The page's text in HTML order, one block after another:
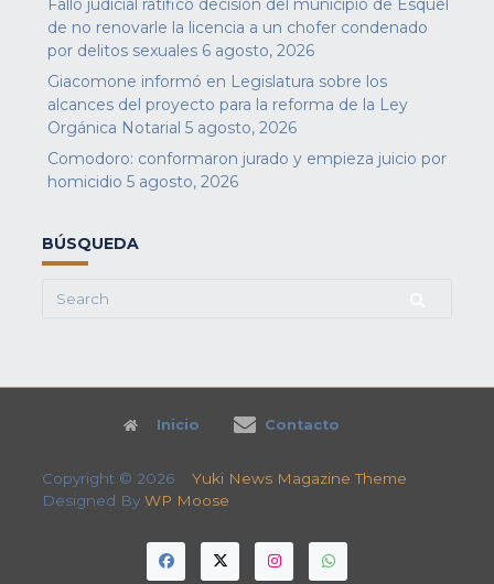
Fallo judicial ratificó decisión del municipio de Esquel
de no renovarle la licencia a un chofer condenado
por delitos sexuales 6 agosto, 2026
Giacomone informó en Legislatura sobre los
alcances del proyecto para la reforma de la Ley
Orgánica Notarial 5 agosto, 2026
Comodoro: conformaron jurado y empieza juicio por
homicidio 5 agosto, 2026
BÚSQUEDA
Search
Inicio Contacto
Copyright © 2026 Yuki News Magazine Theme
Designed By WP Moose